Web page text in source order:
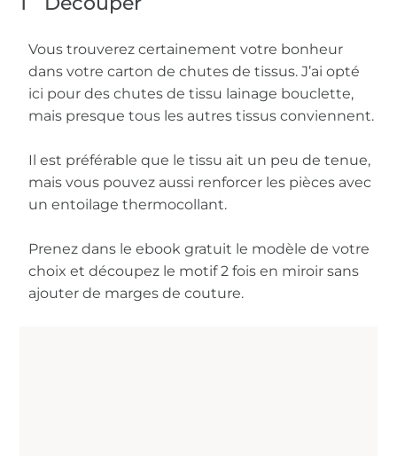
Vous trouverez certainement votre bonheur
dans votre carton de chutes de tissus. J’ai opté
ici pour des chutes de tissu lainage bouclette,
mais presque tous les autres tissus conviennent.
Il est préférable que le tissu ait un peu de tenue,
mais vous pouvez aussi renforcer les pièces avec
un entoilage thermocollant.
Prenez dans le ebook gratuit le modèle de votre
choix et découpez le motif 2 fois en miroir sans
ajouter de marges de couture.